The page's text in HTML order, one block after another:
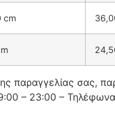
cm
παραγγελίας σας,
– 23:00 –